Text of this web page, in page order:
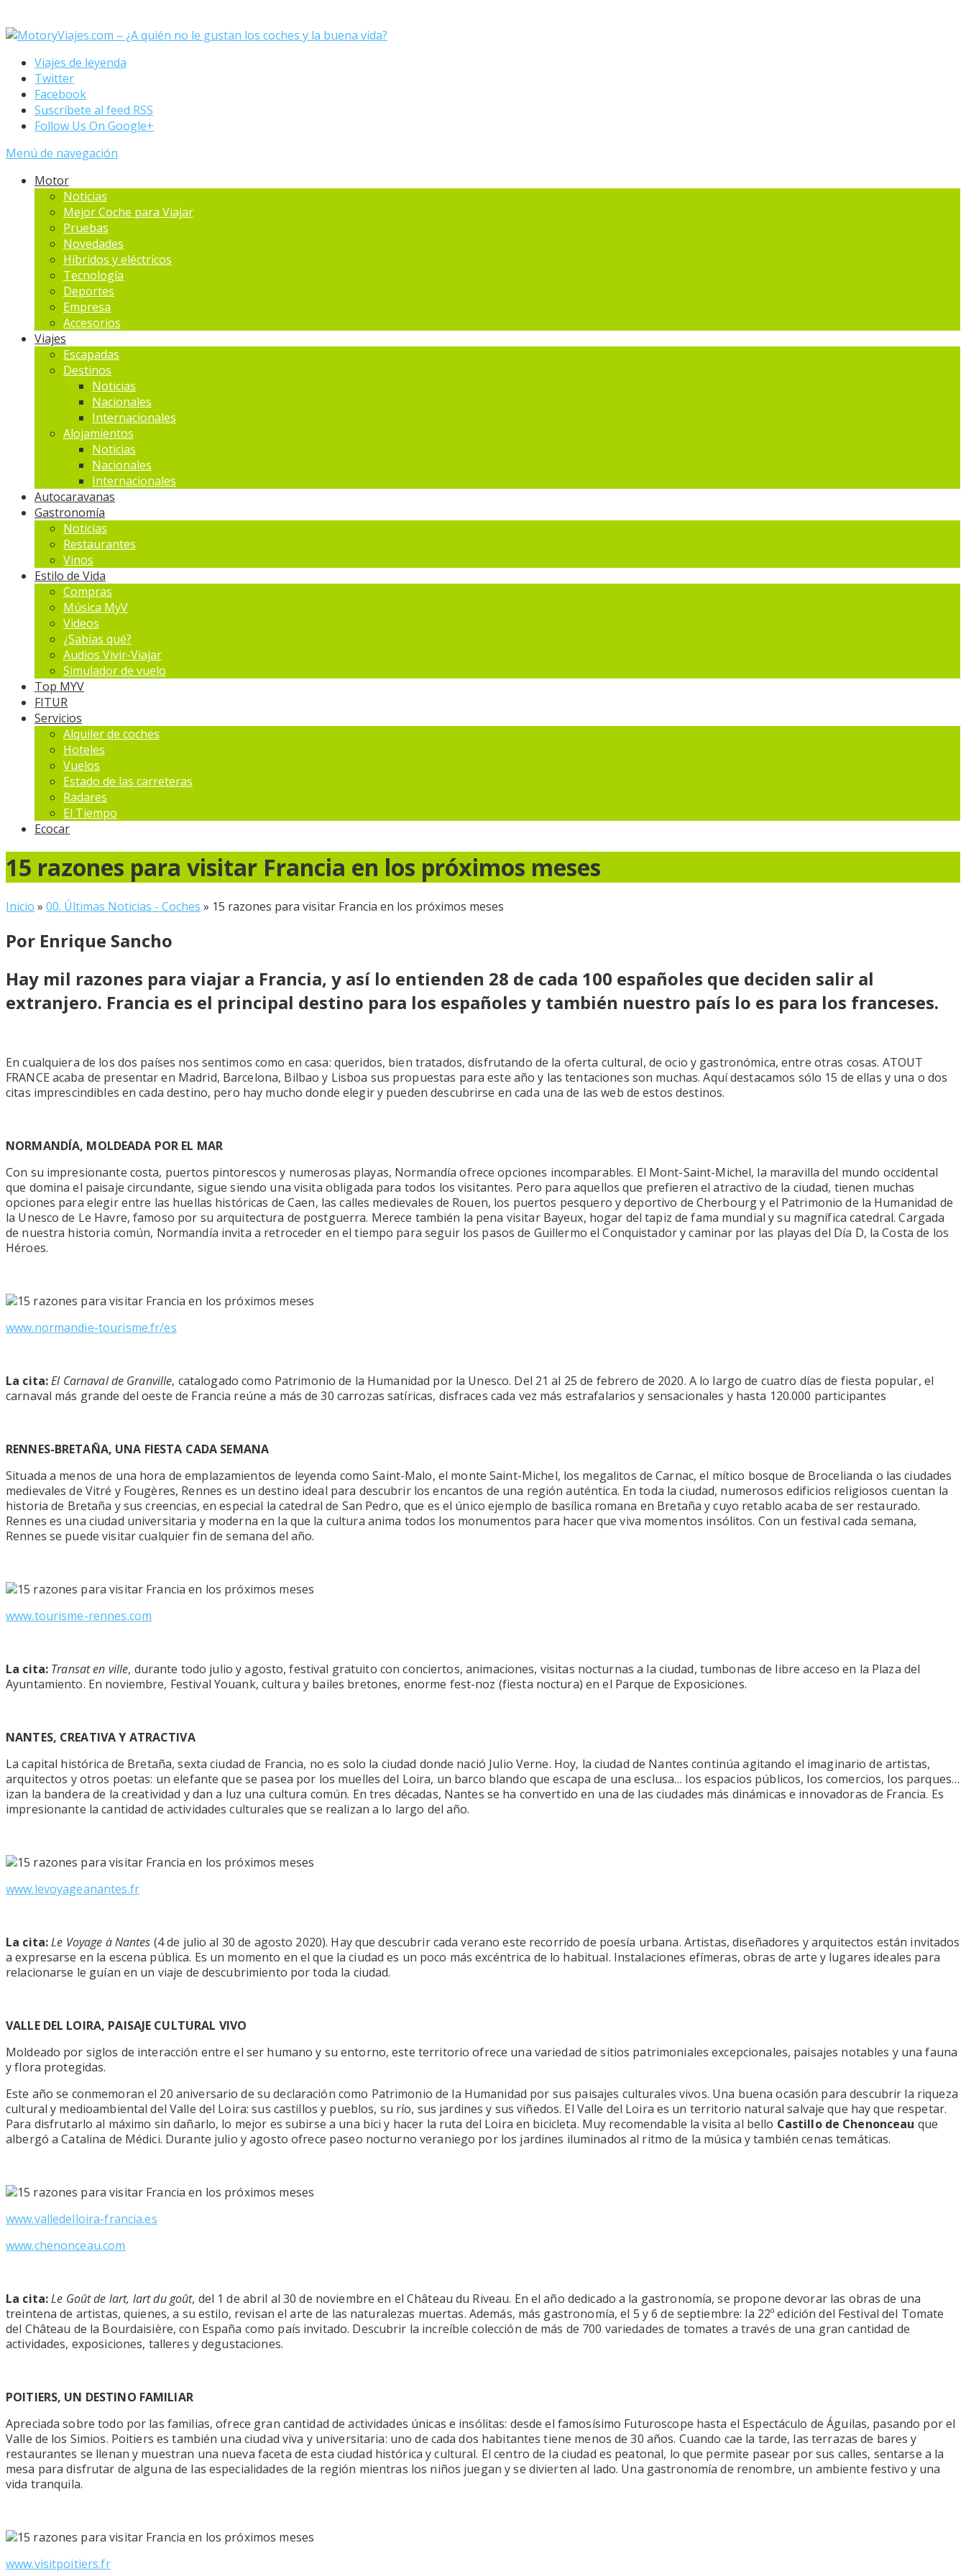
Viajes de leyenda
Twitter
Facebook
Suscríbete al feed RSS
Follow Us On Google+
Menú de navegación
Motor
Noticias
Mejor Coche para Viajar
Pruebas
Novedades
Hí­bridos y eléctricos
Tecnología
Deportes
Empresa
Accesorios
Viajes
Escapadas
Destinos
Noticias
Nacionales
Internacionales
Alojamientos
Noticias
Nacionales
Internacionales
Autocaravanas
Gastronomía
Noticias
Restaurantes
Vinos
Estilo de Vida
Compras
Música MyV
Videos
¿Sabías qué?
Audios Vivir-Viajar
Simulador de vuelo
Top MYV
FITUR
Servicios
Alquiler de coches
Hoteles
Vuelos
Estado de las carreteras
Radares
El Tiempo
Ecocar
15 razones para visitar Francia en los próximos meses
Inicio » 00. Últimas Noticias - Coches » 15 razones para visitar Francia en los próximos meses
Por Enrique Sancho
Hay mil razones para viajar a Francia, y así lo entienden 28 de cada 100 españoles que deciden salir al
extranjero. Francia es el principal destino para los españoles y también nuestro país lo es para los franceses.
En cualquiera de los dos países nos sentimos como en casa: queridos, bien tratados, disfrutando de la oferta cultural, de ocio y gastronómica, entre otras cosas. ATOUT
FRANCE acaba de presentar en Madrid, Barcelona, Bilbao y Lisboa sus propuestas para este año y las tentaciones son muchas. Aquí destacamos sólo 15 de ellas y una o dos
citas imprescindibles en cada destino, pero hay mucho donde elegir y pueden descubrirse en cada una de las web de estos destinos.
NORMANDÍA, MOLDEADA POR EL MAR
Con su impresionante costa, puertos pintorescos y numerosas playas, Normandía ofrece opciones incomparables. El Mont-Saint-Michel, la maravilla del mundo occidental
que domina el paisaje circundante, sigue siendo una visita obligada para todos los visitantes. Pero para aquellos que prefieren el atractivo de la ciudad, tienen muchas
opciones para elegir entre las huellas históricas de Caen, las calles medievales de Rouen, los puertos pesquero y deportivo de Cherbourg y el Patrimonio de la Humanidad de
la Unesco de Le Havre, famoso por su arquitectura de postguerra. Merece también la pena visitar Bayeux, hogar del tapiz de fama mundial y su magnífica catedral. Cargada
de nuestra historia común, Normandía invita a retroceder en el tiempo para seguir los pasos de Guillermo el Conquistador y caminar por las playas del Día D, la Costa de los
Héroes.
www.normandie-tourisme.fr/es
La cita:El Carnaval de Granville, catalogado como Patrimonio de la Humanidad por la Unesco. Del 21 al 25 de febrero de 2020. A lo largo de cuatro días de fiesta popular, el
carnaval más grande del oeste de Francia reúne a más de 30 carrozas satíricas, disfraces cada vez más estrafalarios y sensacionales y hasta 120.000 participantes
RENNES-BRETAÑA, UNA FIESTA CADA SEMANA
Situada a menos de una hora de emplazamientos de leyenda como Saint-Malo, el monte Saint-Michel, los megalitos de Carnac, el mítico bosque de Brocelianda o las ciudades
medievales de Vitré y Fougères, Rennes es un destino ideal para descubrir los encantos de una región auténtica. En toda la ciudad, numerosos edificios religiosos cuentan la
historia de Bretaña y sus creencias, en especial la catedral de San Pedro, que es el único ejemplo de basílica romana en Bretaña y cuyo retablo acaba de ser restaurado.
Rennes es una ciudad universitaria y moderna en la que la cultura anima todos los monumentos para hacer que viva momentos insólitos. Con un festival cada semana,
Rennes se puede visitar cualquier fin de semana del año.
www.tourisme-rennes.com
La cita: Transat en ville, durante todo julio y agosto, festival gratuito con conciertos, animaciones, visitas nocturnas a la ciudad, tumbonas de libre acceso en la Plaza del
Ayuntamiento. En noviembre, Festival Youank, cultura y bailes bretones, enorme fest-noz (fiesta noctura) en el Parque de Exposiciones.
NANTES, CREATIVA Y ATRACTIVA
La capital histórica de Bretaña, sexta ciudad de Francia, no es solo la ciudad donde nació Julio Verne. Hoy, la ciudad de Nantes continúa agitando el imaginario de artistas,
arquitectos y otros poetas: un elefante que se pasea por los muelles del Loira, un barco blando que escapa de una esclusa… los espacios públicos, los comercios, los parques…
izan la bandera de la creatividad y dan a luz una cultura común. En tres décadas, Nantes se ha convertido en una de las ciudades más dinámicas e innovadoras de Francia. Es
impresionante la cantidad de actividades culturales que se realizan a lo largo del año.
www.levoyageanantes.fr
La cita:Le Voyage à Nantes (4 de julio al 30 de agosto 2020). Hay que descubrir cada verano este recorrido de poesía urbana. Artistas, diseñadores y arquitectos están invitados
a expresarse en la escena pública. Es un momento en el que la ciudad es un poco más excéntrica de lo habitual. Instalaciones efímeras, obras de arte y lugares ideales para
relacionarse le guían en un viaje de descubrimiento por toda la ciudad.
VALLE DEL LOIRA, PAISAJE CULTURAL VIVO
Moldeado por siglos de interacción entre el ser humano y su entorno, este territorio ofrece una variedad de sitios patrimoniales excepcionales, paisajes notables y una fauna
y flora protegidas.
Este año se conmemoran el 20 aniversario de su declaración como Patrimonio de la Humanidad por sus paisajes culturales vivos. Una buena ocasión para descubrir la riqueza
cultural y medioambiental del Valle del Loira: sus castillos y pueblos, su río, sus jardines y sus viñedos. El Valle del Loira es un territorio natural salvaje que hay que respetar.
Para disfrutarlo al máximo sin dañarlo, lo mejor es subirse a una bici y hacer la ruta del Loira en bicicleta. Muy recomendable la visita al bello Castillo de Chenonceau que
albergó a Catalina de Médici. Durante julio y agosto ofrece paseo nocturno veraniego por los jardines iluminados al ritmo de la música y también cenas temáticas.
www.valledelloira-francia.es
www.chenonceau.com
La cita:Le Goût de lart, lart du goût, del 1 de abril al 30 de noviembre en el Château du Riveau. En el año dedicado a la gastronomía, se propone devorar las obras de una
treintena de artistas, quienes, a su estilo, revisan el arte de las naturalezas muertas. Además, más gastronomía, el 5 y 6 de septiembre: la 22º edición del Festival del Tomate
del Château de la Bourdaisière, con España como país invitado. Descubrir la increíble colección de más de 700 variedades de tomates a través de una gran cantidad de
actividades, exposiciones, talleres y degustaciones.
POITIERS, UN DESTINO FAMILIAR
Apreciada sobre todo por las familias, ofrece gran cantidad de actividades únicas e insólitas: desde el famosísimo Futuroscope hasta el Espectáculo de Águilas, pasando por el
Valle de los Simios. Poitiers es también una ciudad viva y universitaria: uno de cada dos habitantes tiene menos de 30 años. Cuando cae la tarde, las terrazas de bares y
restaurantes se llenan y muestran una nueva faceta de esta ciudad histórica y cultural. El centro de la ciudad es peatonal, lo que permite pasear por sus calles, sentarse a la
mesa para disfrutar de alguna de las especialidades de la región mientras los niños juegan y se divierten al lado. Una gastronomía de renombre, un ambiente festivo y una
vida tranquila.
www.visitpoitiers.fr